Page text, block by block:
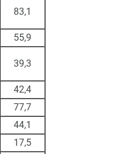
83,1
55,9
39,3
42,4
77,7
44,1
17,5